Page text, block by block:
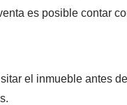
es posible contar
el inmueble antes